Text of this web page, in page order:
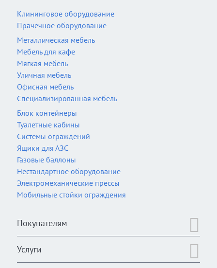
Клининговое оборудование
Прачечное оборудование
Металлическая мебель
Мебель для кафе
Мягкая мебель
Уличная мебель
Офисная мебель
Специализированная мебель
Блок контейнеры
Туалетные кабины
Системы ограждений
Ящики для АЗС
Газовые баллоны
Нестандартное оборудование
Электромеханические прессы
Мобильные стойки ограждения
Покупателям
Услуги